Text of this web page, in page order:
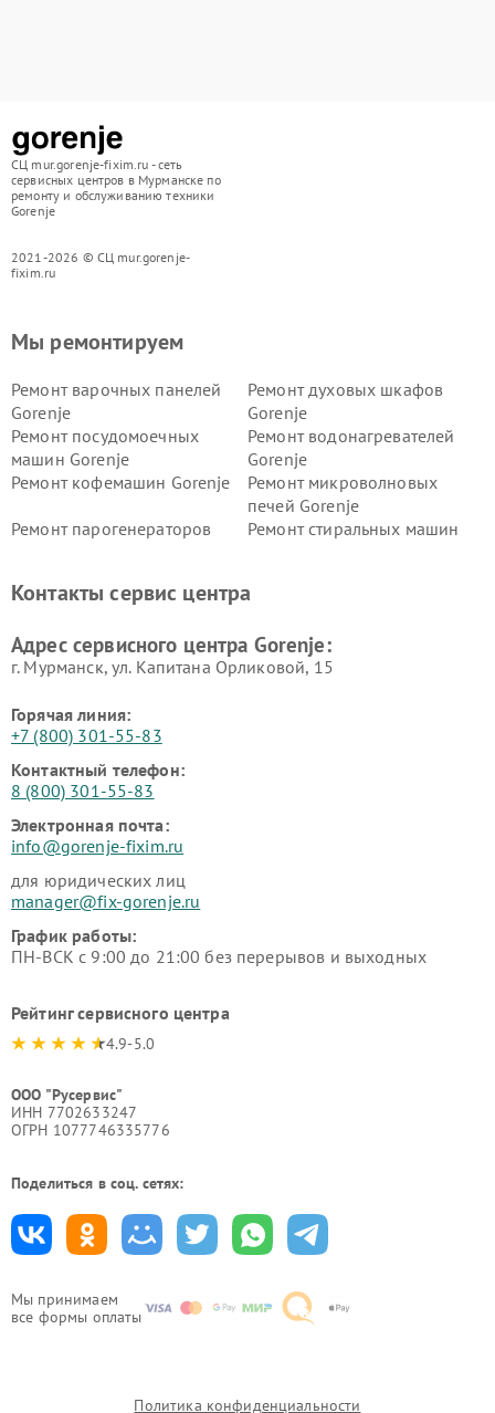
СЦ mur.gorenje-fixim.ru - сеть
сервисных центров в Мурманске по
ремонту и обслуживанию техники
Gorenje
2021-2026 © СЦ mur.gorenje-
fixim.ru
Мы принимаем
все формы оплаты
Мы ремонтируем
Ремонт варочных панелей
Gorenje
Ремонт духовых шкафов
Gorenje
Ремонт посудомоечных
машин Gorenje
Ремонт водонагревателей
Gorenje
Ремонт кофемашин Gorenje
Ремонт микроволновых
печей Gorenje
Ремонт парогенераторов
Ремонт стиральных машин
Контакты сервис центра
Адрес сервисного центра Gorenje:
г. Мурманск, ул. Капитана Орликовой, 15
Горячая линия:
+7 (800) 301-55-83
Контактный телефон:
8 (800) 301-55-83
Электронная почта:
info@gorenje-fixim.ru
для юридических лиц
manager@fix-gorenje.ru
График работы:
ПН-ВСК с 9:00 до 21:00 без перерывов и выходных
Рейтинг сервисного центра
4.9-5.0
ООО "Русервис"
ИНН 7702633247
ОГРН 1077746335776
Поделиться в соц. сетях:
Политика конфиденциальности